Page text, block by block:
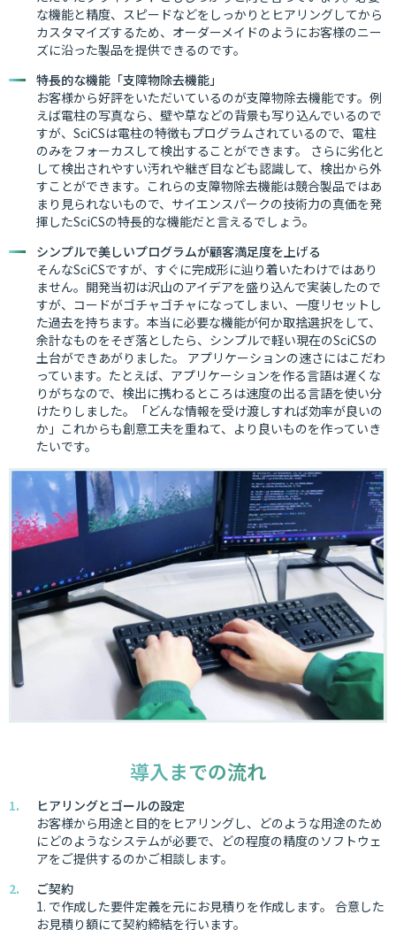
な機能と精度、スピードなどをしっかりとヒアリングしてから
カスタマイズするため、オーダーメイドのようにお客様のニー
ズに沿った製品を提供できるのです。
特長的な機能「支障物除去機能」
お客様から好評をいただいているのが支障物除去機能です。例
えば電柱の写真なら、壁や草などの背景も写り込んでいるので
すが、SciCSは電柱の特徴もプログラムされているので、電柱
のみをフォーカスして検出することができます。 さらに劣化と
して検出されやすい汚れや継ぎ目なども認識して、検出から外
すことができます。これらの支障物除去機能は競合製品ではあ
まり見られないもので、サイエンスパークの技術力の真価を発
揮したSciCSの特長的な機能だと言えるでしょう。
シンプルで美しいプログラムが顧客満足度を上げる
そんなSciCSですが、すぐに完成形に辿り着いたわけではあり
ません。開発当初は沢山のアイデアを盛り込んで実装したので
すが、コードがゴチャゴチャになってしまい、一度リセットし
た過去を持ちます。本当に必要な機能が何か取捨選択をして、
余計なものをそぎ落としたら、シンプルで軽い現在のSciCSの
土台ができあがりました。 アプリケーションの速さにはこだわ
っています。たとえば、アプリケーションを作る言語は遅くな
りがちなので、検出に携わるところは速度の出る言語を使い分
けたりしました。「どんな情報を受け渡しすれば効率が良いの
か」これからも創意工夫を重ねて、より良いものを作っていき
たいです。
導入までの流れ
ヒアリングとゴールの設定
お客様から用途と目的をヒアリングし、どのような用途のため
にどのようなシステムが必要で、どの程度の精度のソフトウェ
アをご提供するのかご相談します。
ご契約
1. で作成した要件定義を元にお見積りを作成します。 合意した
お見積り額にて契約締結を行います。